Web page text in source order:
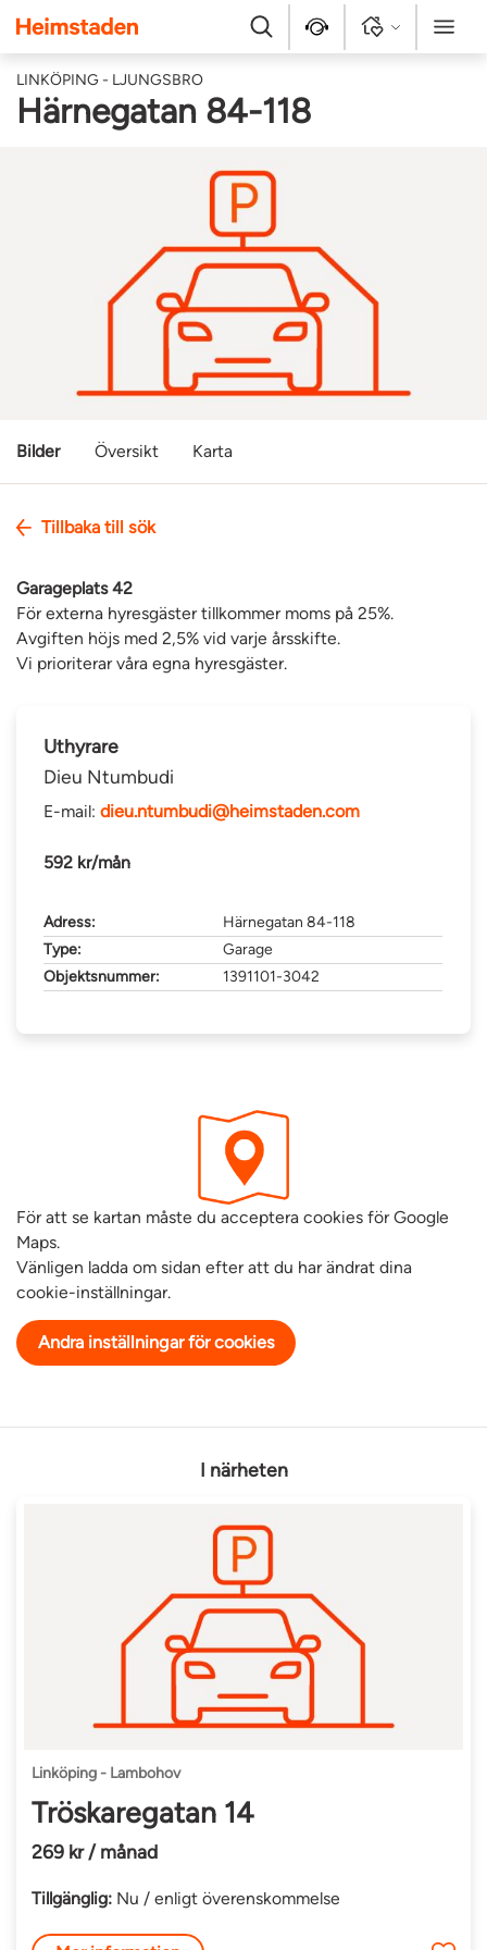
Heimstaden
Sök Kontakt Logga in Meny
LINKÖPING - LJUNGSBRO
Härnegatan 84-118
Bilder Översikt Karta
Tillbaka till sök
Garageplats 42
För externa hyresgäster tillkommer moms på 25%.
Avgiften höjs med 2,5% vid varje årsskifte.
Vi prioriterar våra egna hyresgäster.
Uthyrare
Dieu Ntumbudi
E-mail:dieu.ntumbudi@heimstaden.com
592 kr/mån
Adress:
Härnegatan 84-118
Type:
Garage
Objektsnummer:
1391101-3042
För att se kartan måste du acceptera cookies för Google
Maps.
Vänligen ladda om sidan efter att du har ändrat dina
cookie-inställningar.
Andra inställningar för cookies
I närheten
Linköping - Lambohov
Tröskaregatan 14
269 kr / månad
Tillgänglig: Nu / enligt överenskommelse